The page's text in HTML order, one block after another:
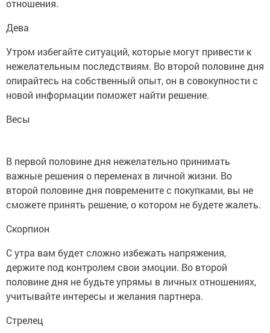
отношения.
Дева
Утром избегайте ситуаций, которые могут привести к
нежелательным последствиям. Во второй половине дня
опирайтесь на собственный опыт, он в совокупности с
новой информации поможет найти решение.
Весы
В первой половине дня нежелательно принимать
важные решения о переменах в личной жизни. Во
второй половине дня повремените с покупками, вы не
сможете принять решение, о котором не будете жалеть.
Скорпион
С утра вам будет сложно избежать напряжения,
держите под контролем свои эмоции. Во второй
половине дня не будьте упрямы в личных отношениях,
учитывайте интересы и желания партнера.
Стрелец